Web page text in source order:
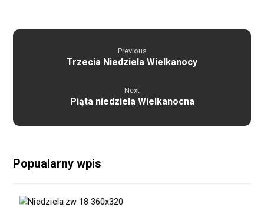
Previous
Trzecia Niedziela Wielkanocy
Next
Piąta niedziela Wielkanocna
Popualarny wpis